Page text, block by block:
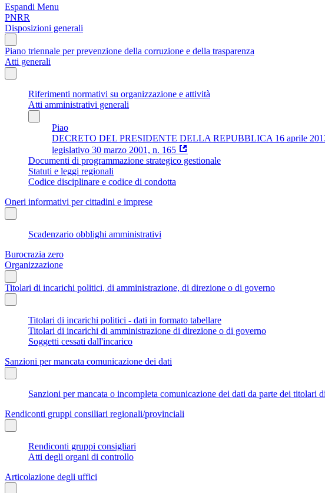
Espandi Menu
PNRR
Disposizioni generali
Piano triennale per prevenzione della corruzione e della trasparenza
Atti generali
Riferimenti normativi su organizzazione e attività
Atti amministrativi generali
Piao
DECRETO DEL PRESIDENTE DELLA REPUBBLICA 16 aprile
legislativo 30 marzo 2001, n. 165
Documenti di programmazione strategico gestionale
Statuti e leggi regionali
Codice disciplinare e codice di condotta
Oneri informativi per cittadini e imprese
Scadenzario obblighi amministrativi
Burocrazia zero
Organizzazione
Titolari di incarichi politici, di amministrazione, di direzione o di governo
Titolari di incarichi politici - dati in formato tabellare
Titolari di incarichi di amministrazione di direzione o di governo
Soggetti cessati dall'incarico
Sanzioni per mancata comunicazione dei dati
Sanzioni per mancata o incompleta comunicazione dei dati da parte dei titolari
Rendiconti gruppi consiliari regionali/provinciali
Rendiconti gruppi consigliari
Atti degli organi di controllo
Articolazione degli uffici